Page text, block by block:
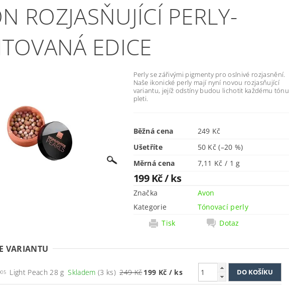
ROZJASŇUJÍCÍ PERLY-
EDICE
Perly se zářivými pigmenty pro oslnivé rozjasnění.
Naše ikonické perly mají nyní novou rozjasňující
variantu, jejíž odstíny budou lichotit každému tónu
pleti.
Běžná cena
249 Kč
Ušetříte
50 Kč(–20 %)
Měrná cena
7,11 Kč / 1 g
199 Kč/ ks
Značka
Avon
Kategorie
Tónovací perly
Tisk
Dotaz
VARIANTU
Light Peach 28 g Skladem (3 ks) 249 Kč199 Kč / ks